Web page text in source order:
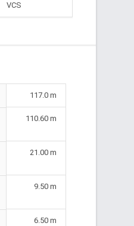
VCS
117.0 m
110.60 m
21.00 m
9.50 m
6.50 m